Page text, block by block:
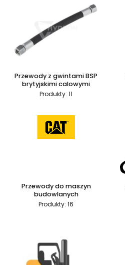
Przewody z gwintami BSP
brytyjskimi calowymi
Produkty: 11
Przewody do maszyn
budowlanych
Produkty: 16